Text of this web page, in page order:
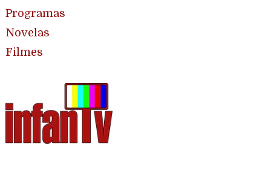
Programas
Novelas
Filmes